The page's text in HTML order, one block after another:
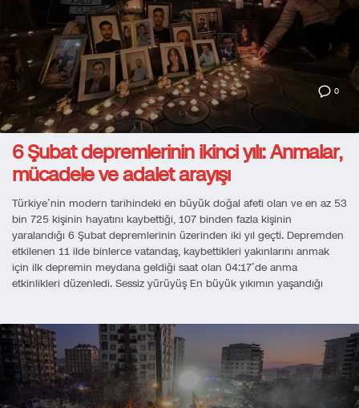
0
6 Şubat depremlerinin ikinci yılı: Anmalar,
mücadele ve adalet arayışı
Türkiye’nin modern tarihindeki en büyük doğal afeti olan ve en az 53
bin 725 kişinin hayatını kaybettiği, 107 binden fazla kişinin
yaralandığı 6 Şubat depremlerinin üzerinden iki yıl geçti. Depremden
etkilenen 11 ilde binlerce vatandaş, kaybettikleri yakınlarını anmak
için ilk depremin meydana geldiği saat olan 04:17’de anma
etkinlikleri düzenledi. Sessiz yürüyüş En büyük yıkımın yaşandığı